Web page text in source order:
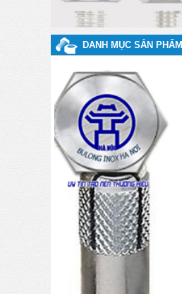
DANH MỤC SẢN PHẨM